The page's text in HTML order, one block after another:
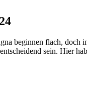
beginnen flach, doch
sein. Hier